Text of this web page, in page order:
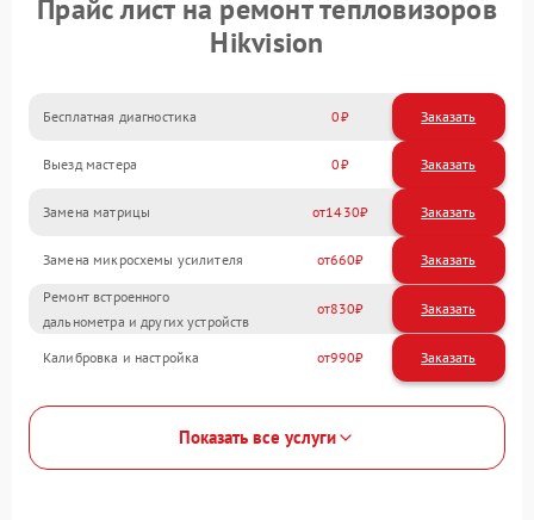
Прайс лист на ремонт тепловизоров
Hikvision
Бесплатная диагностика 0 Заказать
Выезд мастера 0 Заказать
Замена матрицы 1430
Замена микросхемы усилителя 660
Ремонт встроенного
дальнометра и других устройств
830
Калибровка и настройка 990
Показать все услуги